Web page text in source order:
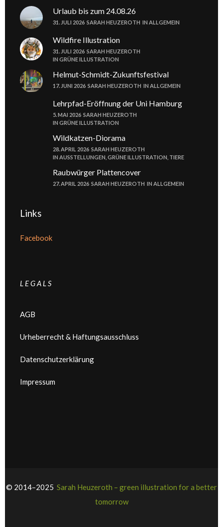
Urlaub bis zum 24.08.26
31. JULI 2026 SARAH HEUZEROTH IN ALLGEMEIN
Wildfire Illustration
31. JULI 2026 SARAH HEUZEROTH
IN GRÜNE ILLUSTRATION
Helmut-Schmidt-Zukunftsfestival
17. JUNI 2026 SARAH HEUZEROTH IN ALLGEMEIN
Lehrpfad-Eröffnung der Uni Hamburg
5. MAI 2026 SARAH HEUZEROTH
IN GRÜNE ILLUSTRATION
Wildkatzen-Diorama
28. APRIL 2026 SARAH HEUZEROTH
IN AUSSTELLUNGEN GRÜNE ILLUSTRATION TIERE
Raubwürger Plattencover
27. APRIL 2026 SARAH HEUZEROTH IN ALLGEMEIN
Links
Facebook
L E G A L S
AGB
Urheberrecht & Haftungsausschluss
Datenschutzerklärung
Impressum
© 2014–2025 Sarah Heuzeroth – green illustration for a better
tomorrow